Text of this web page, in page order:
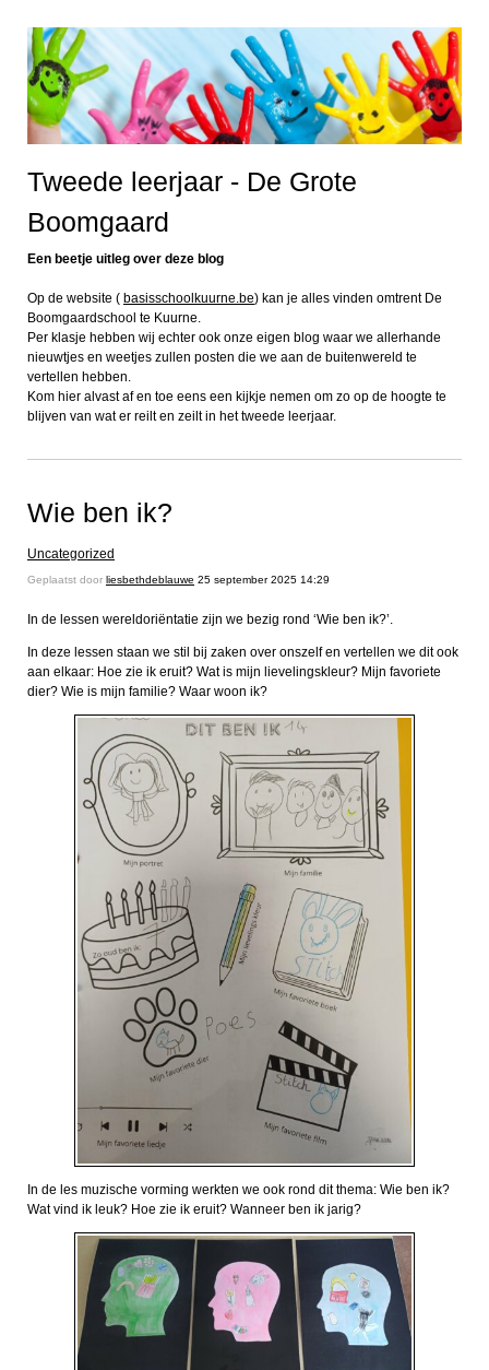
Tweede leerjaar - De Grote
Boomgaard
Een beetje uitleg over deze blog
Op de website ( basisschoolkuurne.be) kan je alles vinden omtrent De
Boomgaardschool te Kuurne.
Per klasje hebben wij echter ook onze eigen blog waar we allerhande
nieuwtjes en weetjes zullen posten die we aan de buitenwereld te
vertellen hebben.
Kom hier alvast af en toe eens een kijkje nemen om zo op de hoogte te
blijven van wat er reilt en zeilt in het tweede leerjaar.
Wie ben ik?
Uncategorized
Geplaatst door liesbethdeblauwe 25 september 2025 14:29
In de lessen wereldoriëntatie zijn we bezig rond ‘Wie ben ik?’.
In deze lessen staan we stil bij zaken over onszelf en vertellen we dit ook
aan elkaar: Hoe zie ik eruit? Wat is mijn lievelingskleur? Mijn favoriete
dier? Wie is mijn familie? Waar woon ik?
In de les muzische vorming werkten we ook rond dit thema: Wie ben ik?
Wat vind ik leuk? Hoe zie ik eruit? Wanneer ben ik jarig?